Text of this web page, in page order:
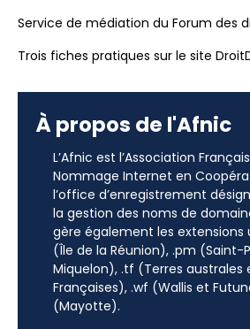
Service de médiation du Forum des
Trois fiches pratiques sur le site
À propos de l'Afnic
L’Afnic est l’Association
Nommage Internet en
l’office d’enregistrement
la gestion des noms de
gère également les extensions
(Île de la Réunion), .pm (Saint-
Miquelon), .tf (Terres
Françaises), .wf (Wallis et
(Mayotte).